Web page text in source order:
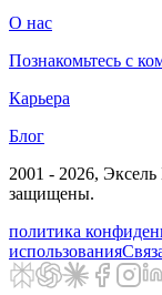
О нас
Познакомьтесь с
Карьера
Блог
2001 - 2026,
защищены.
политика
использования